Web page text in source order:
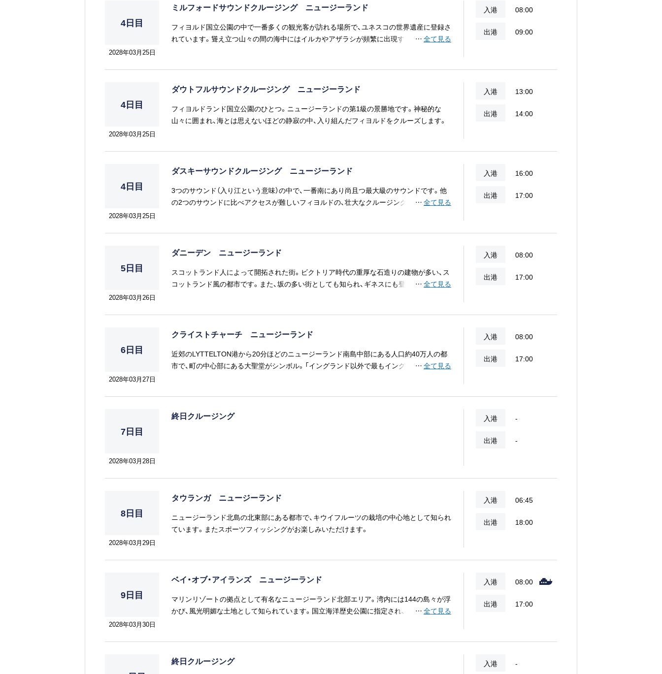
4日目
2028年03月25日
ミルフォードサウンドクルージング ニュージーランド
フィヨルド国立公園の中で一番多くの観光客が訪れる場所で、ユネスコの世界遺産に登録さ
れています。聳え立つ山々の間の海中にはイルカやアザラシが頻繁に出現するという、神秘
… 全て見る
入港 08:00
出港 09:00
4日目
2028年03月25日
ダウトフルサウンドクルージング ニュージーランド
フィヨルドランド国立公園のひとつ。ニュージーランドの第1級の景勝地です。神秘的な
山々に囲まれ、海とは思えないほどの静寂の中、入り組んだフィヨルドをクルーズします。
入港 13:00
出港 14:00
4日目
2028年03月25日
ダスキーサウンドクルージング ニュージーランド
3つのサウンド（入り江という意味）の中で、一番南にあり尚且つ最大級のサウンドです。他
の2つのサウンドに比べアクセスが難しいフィヨルドの、壮大なクルージングをお楽しみく
… 全て見る
入港 16:00
出港 17:00
5日目
2028年03月26日
ダニーデン ニュージーランド
スコットランド人によって開拓された街。ビクトリア時代の重厚な石造りの建物が多い、ス
コットランド風の都市です。また、坂の多い街としても知られ、ギネスにも登録されている
… 全て見る
入港 08:00
出港 17:00
6日目
2028年03月27日
クライストチャーチ ニュージーランド
近郊のLYTTELTON港から20分ほどのニュージーランド南島中部にある人口約40万人の都
市で、町の中心部にある大聖堂がシンボル。「イングランド以外で最もイングランドらしい
… 全て見る
入港 08:00
出港 17:00
7日目
2028年03月28日
終日クルージング 入港 -
出港 -
8日目
2028年03月29日
タウランガ ニュージーランド
ニュージーランド北島の北東部にある都市で、キウイフルーツの栽培の中心地として知られ
ています。またスポーツフィッシングがお楽しみいただけます。
入港 06:45
出港 18:00
9日目
2028年03月30日
ベイ・オブ・アイランズ ニュージーランド
マリンリゾートの拠点として有名なニュージーランド北部エリア。湾内には144の島々が浮
かび、風光明媚な土地として知られています。国立海洋歴史公園に指定され、豊富な種類の
… 全て見る
入港 08:00
出港 17:00
終日クルージング 入港 -